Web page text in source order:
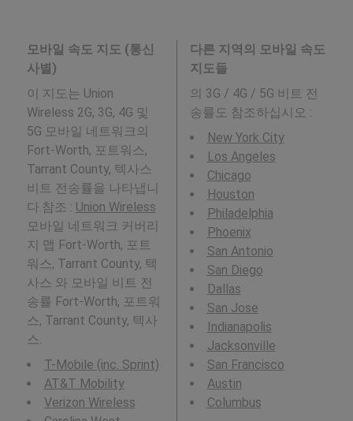
모바일 속도 지도 (통신
사별)
이 지도는 Union
Wireless 2G, 3G, 4G 및
5G 모바일 네트워크의
Fort-Worth, 포트워스,
Tarrant County, 텍사스
비트 전송률을 나타냅니
다.참조 : Union Wireless
모바일 네트워크 커버리
지 맵 Fort-Worth, 포트
워스, Tarrant County, 텍
사스 와 모바일 비트 전
송률 Fort-Worth, 포트워
스, Tarrant County, 텍사
스.
T-Mobile (inc. Sprint)
AT&T Mobility
Verizon Wireless
다른 지역의 모바일 속도
지도들
의 3G / 4G / 5G 비트 전
송률도 참조하십시오 :
New York City
Los Angeles
Chicago
Houston
Philadelphia
Phoenix
San Antonio
San Diego
Dallas
San Jose
Indianapolis
Jacksonville
San Francisco
Austin
Columbus